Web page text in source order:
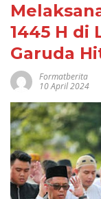
1445 H di
Garuda
Formatberita
10 April 2024